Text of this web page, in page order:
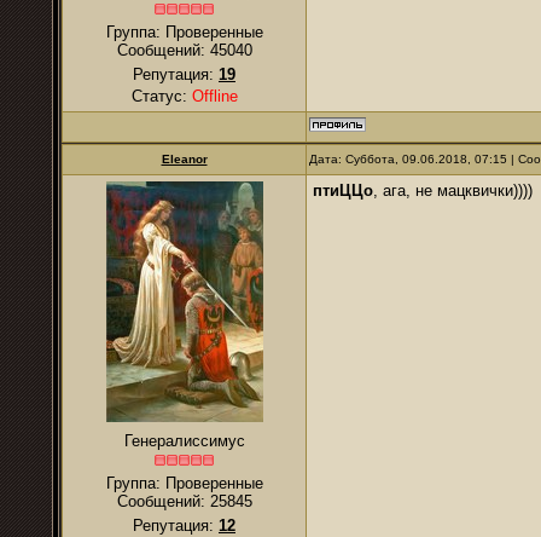
Группа: Проверенные
Сообщений: 45040
Репутация: 19
Статус: Offline
Eleanor Дата: Суббота, 09.06.2018, 07:15 |
Генералиссимус
Группа: Проверенные
Сообщений: 25845
Репутация: 12
птиЦЦо, ага, не мацквички))))